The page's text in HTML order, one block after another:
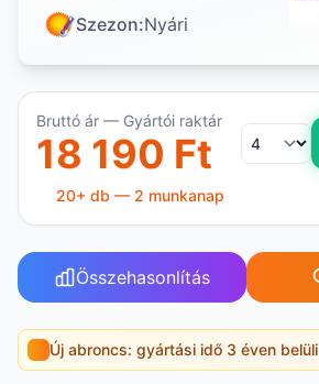
Szezon:Nyári
Bruttó ár — Gyártói raktár
18 190 Ft
20+ db — 2 munkanap
Összehasonlítás
Új abroncs: gyártási idő 3 éven belüli